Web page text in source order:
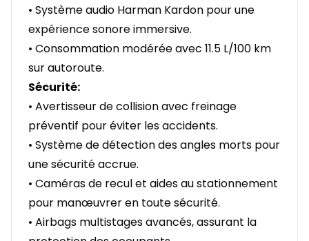
• Système audio Harman Kardon pour une
expérience sonore immersive.
• Consommation modérée avec 11.5 L/100 km
sur autoroute.
Sécurité:
• Avertisseur de collision avec freinage
préventif pour éviter les accidents.
• Système de détection des angles morts pour
une sécurité accrue.
• Caméras de recul et aides au stationnement
pour manœuvrer en toute sécurité.
• Airbags multistages avancés, assurant la